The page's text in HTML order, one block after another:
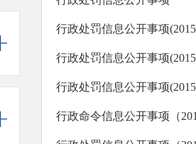
行政处罚信息公开事项
行政处罚信息公开事项
行政处罚信息公开事项
行政命令信息公开事项（